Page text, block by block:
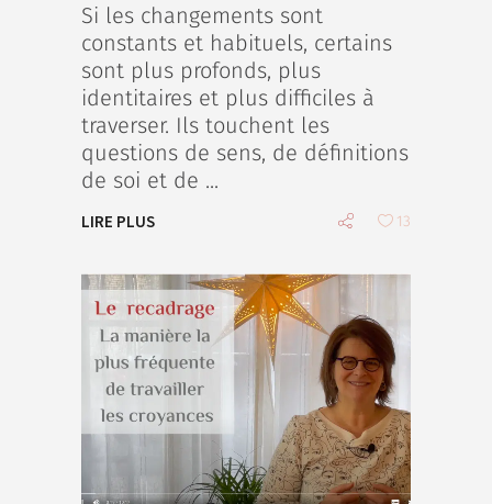
Si les changements sont
constants et habituels, certains
sont plus profonds, plus
identitaires et plus difficiles à
traverser. Ils touchent les
questions de sens, de définitions
de soi et de
LIRE PLUS 13